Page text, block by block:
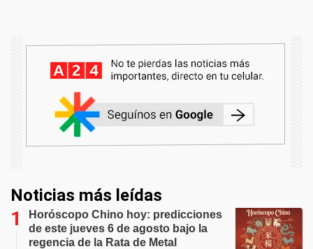
Noticias más leídas
Horóscopo Chino hoy: predicciones
de este jueves 6 de agosto bajo la
regencia de la Rata de Metal